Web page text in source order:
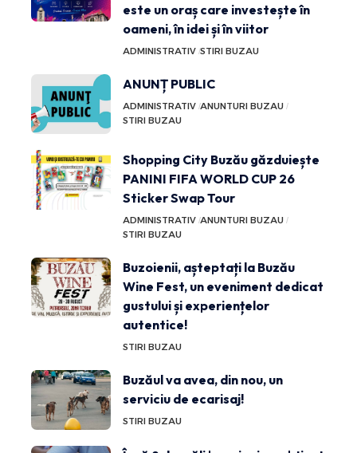
este un oraș care investește în
oameni, în idei și în viitor
ADMINISTRATIV STIRI BUZAU
ANUNȚ PUBLIC
ADMINISTRATIV ANUNTURI BUZAU
STIRI BUZAU
Shopping City Buzău găzduiește
PANINI FIFA WORLD CUP 26
Sticker Swap Tour
ADMINISTRATIV ANUNTURI BUZAU
STIRI BUZAU
Buzoienii, așteptați la Buzău
Wine Fest, un eveniment dedicat
gustului și experiențelor
autentice!
STIRI BUZAU
Buzăul va avea, din nou, un
serviciu de ecarisaj!
STIRI BUZAU